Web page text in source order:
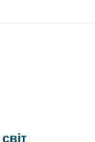
світ